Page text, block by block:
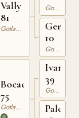
Vally
81
Gotlandsruss
Bocack
75
Gotlandsruss
Gotlandsruss
Gera
10
Gotlandsruss
Ivan
39
Gotlandsruss
Palova